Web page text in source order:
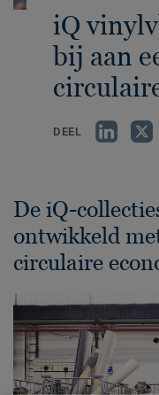
iQ
bij aan
DEEL
De iQ-
ontwikkeld
circulaire